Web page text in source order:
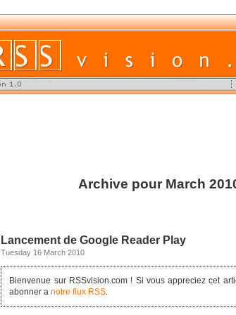
Archive pour March
Lancement de Google Reader Play
Tuesday 16 March 2010
Bienvenue sur RSSvision.com ! Si vous appreciez cet
abonner anotre flux RSS.